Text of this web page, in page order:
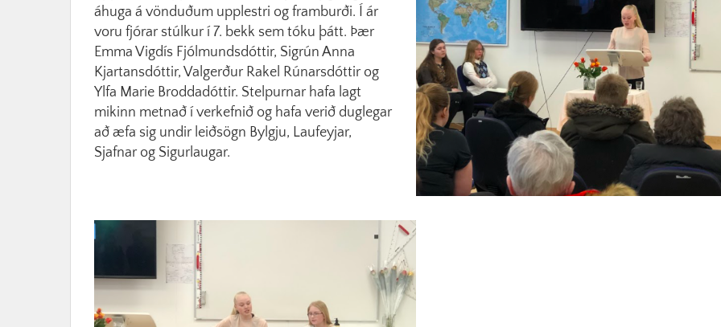
áhuga á vönduðum upplestri og framburði. Í ár
voru fjórar stúlkur í 7. bekk sem tóku þátt. Þær
Emma Vigdís Fjólmundsdóttir, Sigrún Anna
Kjartansdóttir, Valgerður Rakel Rúnarsdóttir og
Ylfa Marie Broddadóttir. Stelpurnar hafa lagt
mikinn metnað í verkefnið og hafa verið duglegar
að æfa sig undir leiðsögn Bylgju, Laufeyjar,
Sjafnar og Sigurlaugar.